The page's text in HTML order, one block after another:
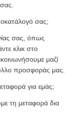
σας;
σας, όπως
κλικ στο
μαζί
προσφοράς μας.
για εμάς;
τη μεταφορά δια